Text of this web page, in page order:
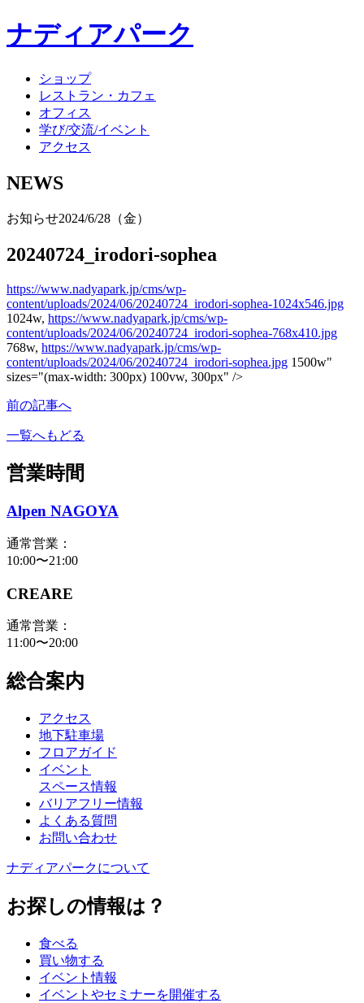
ナディアパーク
ショップ
レストラン・カフェ
オフィス
学び/交流/イベント
アクセス
NEWS
お知らせ2024/6/28（金）
20240724_irodori-sophea
https://www.nadyapark.jp/cms/wp-
content/uploads/2024/06/20240724_irodori-sophea-1024x546.jpg
1024w, https://www.nadyapark.jp/cms/wp-
content/uploads/2024/06/20240724_irodori-sophea-768x410.jpg
768w, https://www.nadyapark.jp/cms/wp-
content/uploads/2024/06/20240724_irodori-sophea.jpg 1500w"
sizes="(max-width: 300px) 100vw, 300px" />
前の記事へ
一覧へもどる
営業時間
Alpen NAGOYA
通常営業：
10:00〜21:00
CREARE
通常営業：
11:00〜20:00
総合案内
アクセス
地下駐車場
フロアガイド
イベント
スペース情報
バリアフリー情報
よくある質問
お問い合わせ
ナディアパークについて
お探しの情報は？
食べる
買い物する
イベント情報
イベントやセミナーを開催する